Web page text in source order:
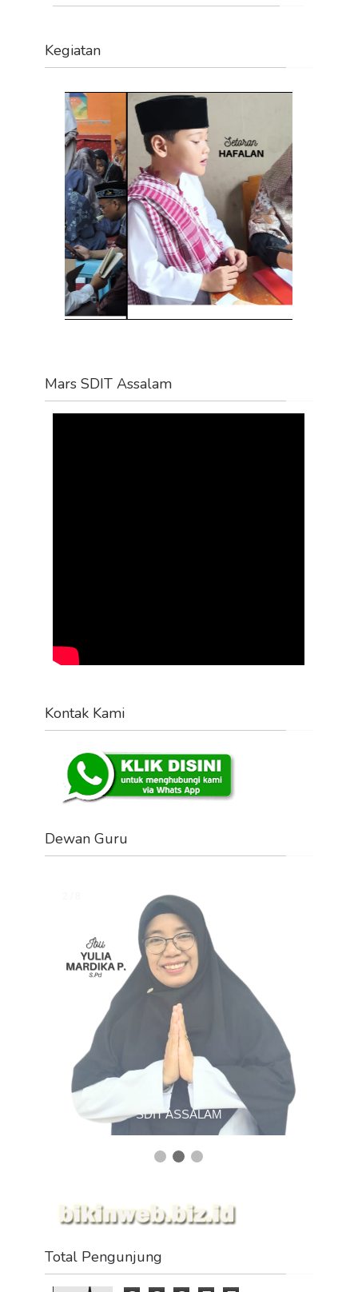
Kegiatan
Mars SDIT Assalam
Kontak Kami
Dewan Guru
SDIT ASSALAM
Total Pengunjung